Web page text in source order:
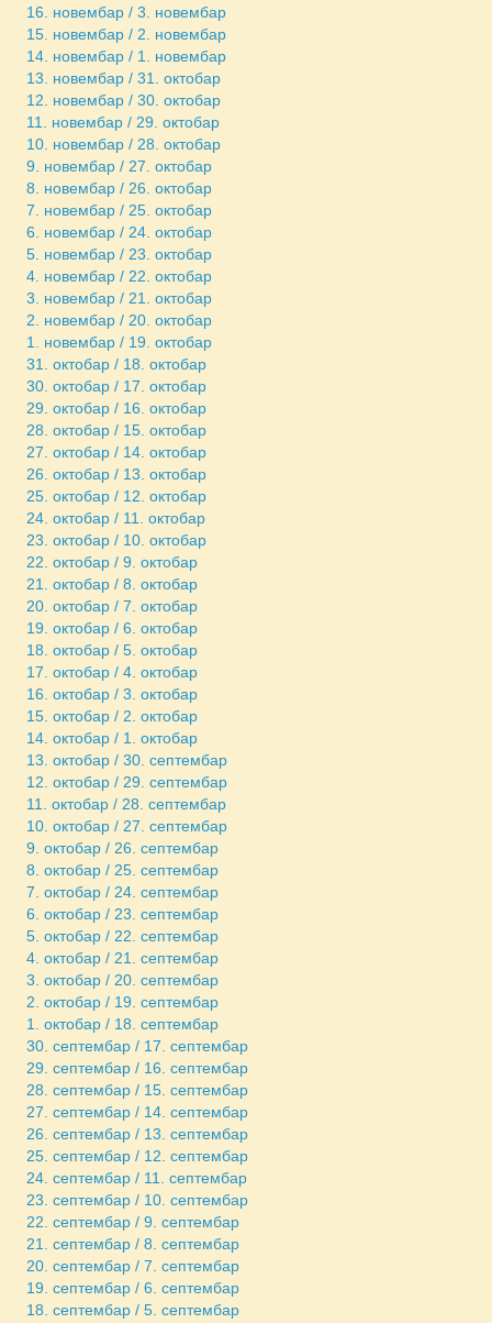
16. новембар / 3. новембар
15. новембар / 2. новембар
14. новембар / 1. новембар
13. новембар / 31. октобар
12. новембар / 30. октобар
11. новембар / 29. октобар
10. новембар / 28. октобар
9. новембар / 27. октобар
8. новембар / 26. октобар
7. новембар / 25. октобар
6. новембар / 24. октобар
5. новембар / 23. октобар
4. новембар / 22. октобар
3. новембар / 21. октобар
2. новембар / 20. октобар
1. новембар / 19. октобар
31. октобар / 18. октобар
30. октобар / 17. октобар
29. октобар / 16. октобар
28. октобар / 15. октобар
27. октобар / 14. октобар
26. октобар / 13. октобар
25. октобар / 12. октобар
24. октобар / 11. октобар
23. октобар / 10. октобар
22. октобар / 9. октобар
21. октобар / 8. октобар
20. октобар / 7. октобар
19. октобар / 6. октобар
18. октобар / 5. октобар
17. октобар / 4. октобар
16. октобар / 3. октобар
15. октобар / 2. октобар
14. октобар / 1. октобар
13. октобар / 30. септембар
12. октобар / 29. септембар
11. октобар / 28. септембар
10. октобар / 27. септембар
9. октобар / 26. септембар
8. октобар / 25. септембар
7. октобар / 24. септембар
6. октобар / 23. септембар
5. октобар / 22. септембар
4. октобар / 21. септембар
3. октобар / 20. септембар
2. октобар / 19. септембар
1. октобар / 18. септембар
30. септембар / 17. септембар
29. септембар / 16. септембар
28. септембар / 15. септембар
27. септембар / 14. септембар
26. септембар / 13. септембар
25. септембар / 12. септембар
24. септембар / 11. септембар
23. септембар / 10. септембар
22. септембар / 9. септембар
21. септембар / 8. септембар
20. септембар / 7. септембар
19. септембар / 6. септембар
18. септембар / 5. септембар